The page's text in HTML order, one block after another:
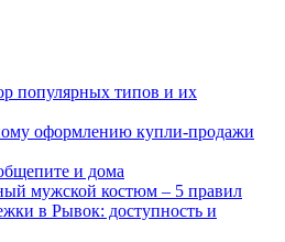
популярных типов и их
оформлению купли-продажи
и дома
мужской костюм – 5 правил
в Рывок: доступность и